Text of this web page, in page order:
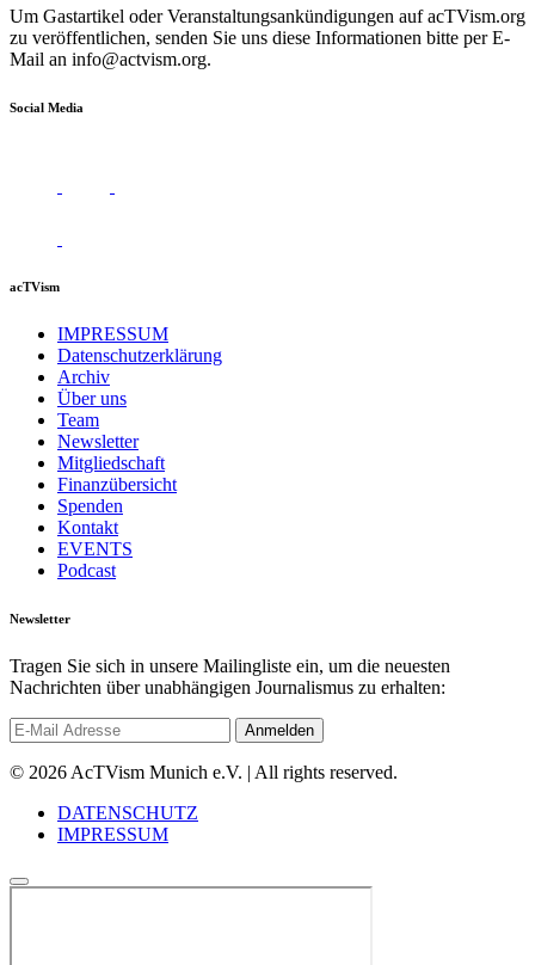
Um Gastartikel oder Veranstaltungsankündigungen auf acTVism.org
zu veröffentlichen, senden Sie uns diese Informationen bitte per E-
Mail an info@actvism.org.
Social Media
acTVism
IMPRESSUM
Datenschutzerklärung
Archiv
Über uns
Team
Newsletter
Mitgliedschaft
Finanzübersicht
Spenden
Kontakt
EVENTS
Podcast
Newsletter
Tragen Sie sich in unsere Mailingliste ein, um die neuesten
Nachrichten über unabhängigen Journalismus zu erhalten:
© 2026 AcTVism Munich e.V. | All rights reserved.
DATENSCHUTZ
IMPRESSUM